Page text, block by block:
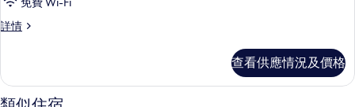
double
room
and
lake
詳情
Superior
balcony
and
查看供應情況及價格